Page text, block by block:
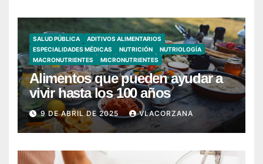
SALUD PÚBLICA
ADITIVOS ALIMENTARIOS
ESPECIALIDADES MÉDICAS
NUTRICIÓN
NUTRIOLOGÍA
MACRONUTRIENTES
MICRONUTRIENTES
Alimentos que pueden ayudar a
vivir hasta los 100 años
9 DE ABRIL DE 2025 VLACORZANA